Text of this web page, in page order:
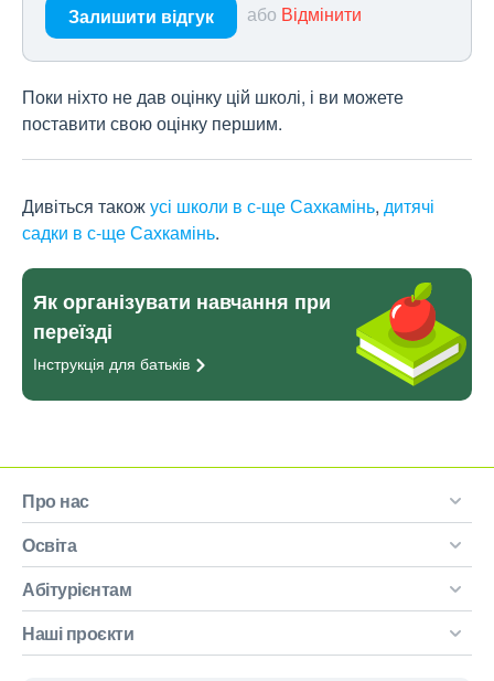
Залишити відгук або Відмінити
Поки ніхто не дав оцінку цій школі, і ви можете
поставити свою оцінку першим.
Дивіться такожусі школи в с-ще Сахкамінь, дитячі
садки в с-ще Сахкамінь.
Як організувати навчання при
переїзді
Інструкція для батьків
Про нас
Освіта
Абітурієнтам
Наші проєкти